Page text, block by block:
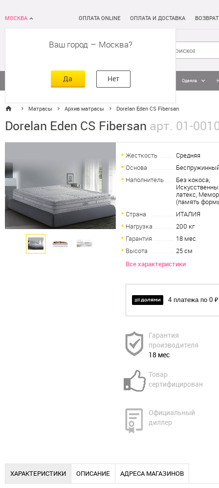
МОСКВА
Ваш город – Москва
Да Нет
ОПЛАТА ONLINE ОПЛАТА И ДОСТАВКА
Кровати Постельное белье Одеяла
Матрасы Архив матрасы Dorelan Eden CS Fibersan
Dorelan Eden CS Fibersan арт. 01-
Жесткость
Средняя
Основа
Наполнитель
Без кокоса,
латекс,
(память
Страна
ИТАЛИЯ
Нагрузка
200 кг
Гарантия
18 мес
Высота
25 см
Все характеристики
4 платежа по 0 ₽
Гарантия
производителя
18 мес
Товар
сертифицирован
Официальный
диллер
ХАРАКТЕРИСТИКИ ОПИСАНИЕ АДРЕСА МАГАЗИНОВ